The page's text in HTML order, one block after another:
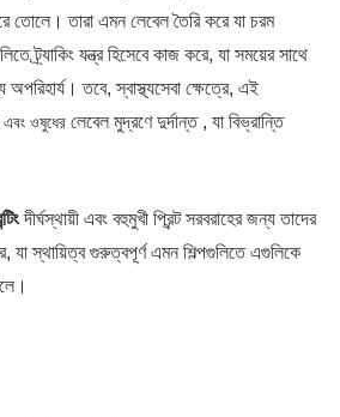
তোলে। তারা এমন লেবেল তৈরি করে যা চরম
ট্র্যাকিং যন্ত্র হিসেবে কাজ করে, যা সময়ের সাথে
তবে, স্বাস্থ্যসেবা ক্ষেত্রে, এই
এবং ওষুধের লেবেল মুদ্রণে দুর্দান্ত , যা বিভ্রান্তি
দীর্ঘস্থায়ী এবং বহুমুখী প্রিন্ট সরবরাহের জন্য তাদের
যা স্থায়িত্ব গুরুত্বপূর্ণ এমন শিল্পগুলিতে এগুলিকে